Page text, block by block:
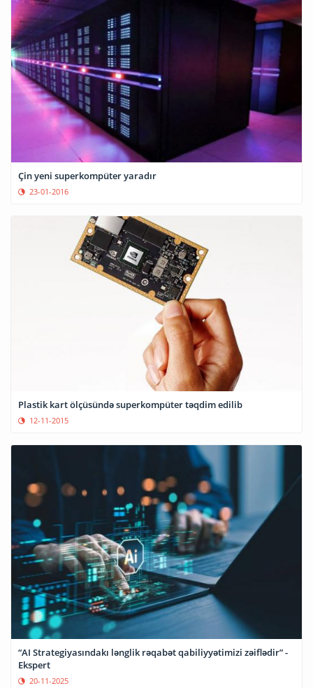
Çin yeni superkompüter yaradır
23-01-2016
Plastik kart ölçüsündə superkompüter təqdim edilib
12-11-2015
“AI Strategiyasındakı lənglik rəqabət qabiliyyətimizi zəiflədir” -
Ekspert
20-11-2025